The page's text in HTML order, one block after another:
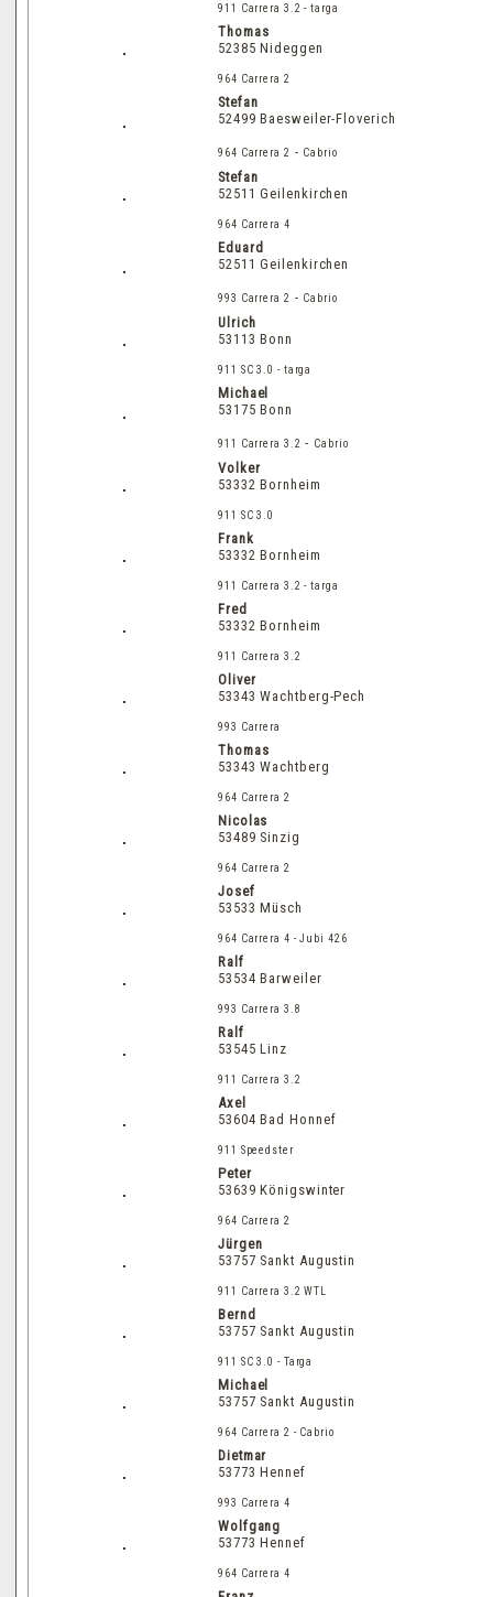
911 Carrera 3.2 - targa
Thomas
52385 Nideggen
964 Carrera 2
Stefan
52499 Baesweiler-Floverich
964 Carrera 2 - Cabrio
Stefan
52511 Geilenkirchen
964 Carrera 4
Eduard
52511 Geilenkirchen
993 Carrera 2 - Cabrio
Ulrich
53113 Bonn
911 SC 3.0 - targa
Michael
53175 Bonn
911 Carrera 3.2 - Cabrio
Volker
53332 Bornheim
911 SC 3.0
Frank
53332 Bornheim
911 Carrera 3.2 - targa
Fred
53332 Bornheim
911 Carrera 3.2
Oliver
53343 Wachtberg-Pech
993 Carrera
Thomas
53343 Wachtberg
964 Carrera 2
Nicolas
53489 Sinzig
964 Carrera 2
Josef
53533 Müsch
964 Carrera 4 - Jubi 426
Ralf
53534 Barweiler
993 Carrera 3.8
Ralf
53545 Linz
911 Carrera 3.2
Axel
53604 Bad Honnef
911 Speedster
Peter
53639 Königswinter
964 Carrera 2
Jürgen
53757 Sankt Augustin
911 Carrera 3.2 WTL
Bernd
53757 Sankt Augustin
911 SC 3.0 - Targa
Michael
53757 Sankt Augustin
964 Carrera 2 - Cabrio
Dietmar
53773 Hennef
993 Carrera 4
Wolfgang
53773 Hennef
964 Carrera 4